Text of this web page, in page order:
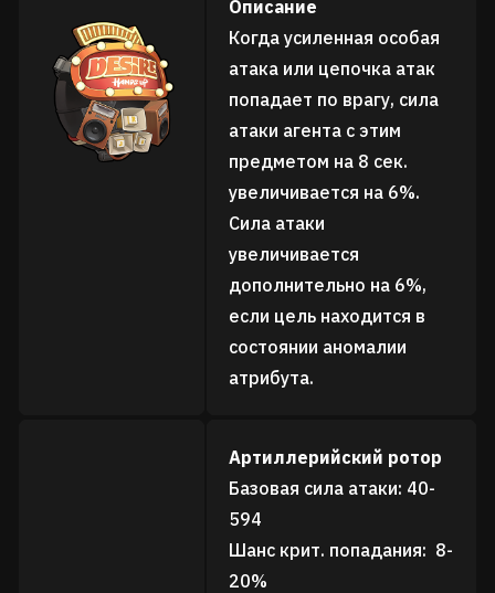
Описание
Когда усиленная особая
атака или цепочка атак
попадает по врагу, сила
атаки агента с этим
предметом на 8 сек.
увеличивается на 6%.
Сила атаки
увеличивается
дополнительно на 6%,
если цель находится в
состоянии аномалии
атрибута.
Артиллерийский ротор
Базовая сила атаки: 40-
594
Шанс крит. попадания: 8-
20%